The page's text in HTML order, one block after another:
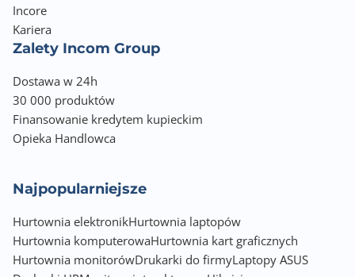
Incore
Kariera
Zalety Incom Group
Dostawa w 24h
30 000 produktów
Finansowanie kredytem kupieckim
Opieka Handlowca
Najpopularniejsze
Hurtownia elektronikHurtownia laptopów
Hurtownia komputerowaHurtownia kart graficznych
Hurtownia monitorówDrukarki do firmyLaptopy ASUS